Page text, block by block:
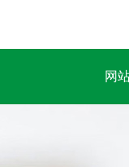
网